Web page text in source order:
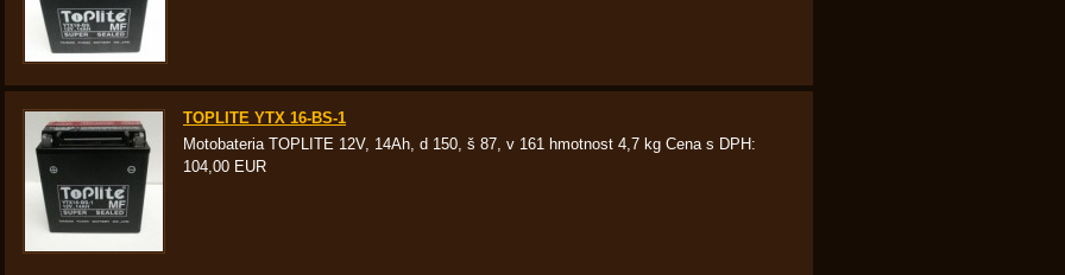
TOPLITE YTX 16-BS-1
Motobateria TOPLITE 12V, 14Ah, d 150, š 87, v 161 hmotnost 4,7 kg Cena s DPH:
104,00 EUR